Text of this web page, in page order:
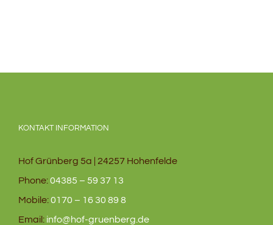
KONTAKT INFORMATION
Hof Grünberg 5a | 24257 Hohenfelde
Phone:04385 – 59 37 13
Mobile:0170 – 16 30 89 8
Email: info@hof-gruenberg.de